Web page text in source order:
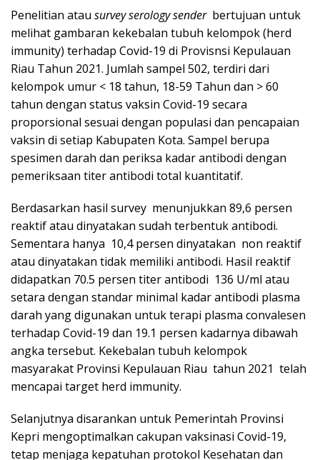
Penelitian atau survey serology sender bertujuan untuk
melihat gambaran kekebalan tubuh kelompok (herd
immunity) terhadap Covid-19 di Provisnsi Kepulauan
Riau Tahun 2021. Jumlah sampel 502, terdiri dari
kelompok umur < 18 tahun, 18-59 Tahun dan > 60
tahun dengan status vaksin Covid-19 secara
proporsional sesuai dengan populasi dan pencapaian
vaksin di setiap Kabupaten Kota. Sampel berupa
spesimen darah dan periksa kadar antibodi dengan
pemeriksaan titer antibodi total kuantitatif.
Berdasarkan hasil survey menunjukkan 89,6 persen
reaktif atau dinyatakan sudah terbentuk antibodi.
Sementara hanya 10,4 persen dinyatakan non reaktif
atau dinyatakan tidak memiliki antibodi. Hasil reaktif
didapatkan 70.5 persen titer antibodi 136 U/ml atau
setara dengan standar minimal kadar antibodi plasma
darah yang digunakan untuk terapi plasma convalesen
terhadap Covid-19 dan 19.1 persen kadarnya dibawah
angka tersebut. Kekebalan tubuh kelompok
masyarakat Provinsi Kepulauan Riau tahun 2021 telah
mencapai target herd immunity.
Selanjutnya disarankan untuk Pemerintah Provinsi
Kepri mengoptimalkan cakupan vaksinasi Covid-19,
tetap menjaga kepatuhan protokol Kesehatan dan